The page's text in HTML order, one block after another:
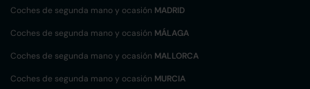
Coches de segunda mano y ocasión MADRID
Coches de segunda mano y ocasión MÁLAGA
Coches de segunda mano y ocasión MALLORCA
Coches de segunda mano y ocasión MURCIA